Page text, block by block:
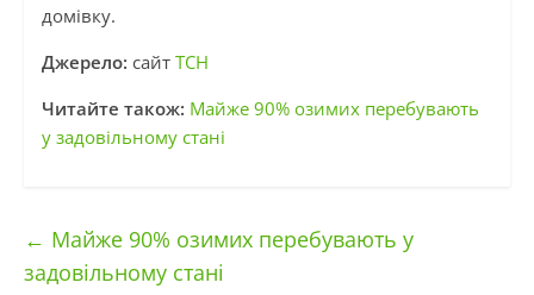
домівку.
Джерело: сайт ТСН
Читайте також: Майже 90% озимих перебувають
у задовільному стані
← Майже 90% озимих перебувають у
задовільному стані